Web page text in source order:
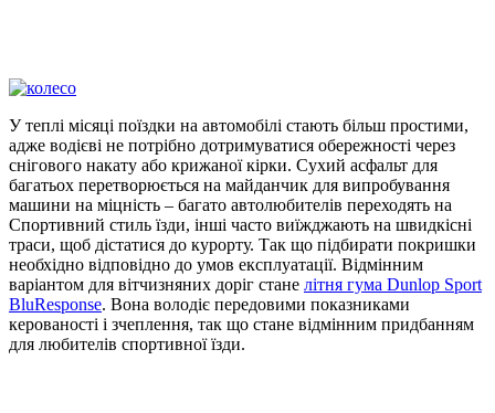
У теплі місяці поїздки на автомобілі стають більш простими,
адже водієві не потрібно дотримуватися обережності через
снігового накату або крижаної кірки. Сухий асфальт для
багатьох перетворюється на майданчик для випробування
машини на міцність – багато автолюбителів переходять на
Спортивний стиль їзди, інші часто виїжджають на швидкісні
траси, щоб дістатися до курорту. Так що підбирати покришки
необхідно відповідно до умов експлуатації. Відмінним
варіантом для вітчизняних доріг стане літня гума Dunlop Sport
BluResponse. Вона володіє передовими показниками
керованості і зчеплення, так що стане відмінним придбанням
для любителів спортивної їзди.